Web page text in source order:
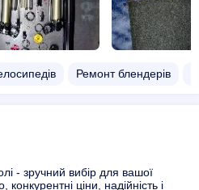
Ремонт блендерів
- зручний вибір для вашої
ціни, надійність і